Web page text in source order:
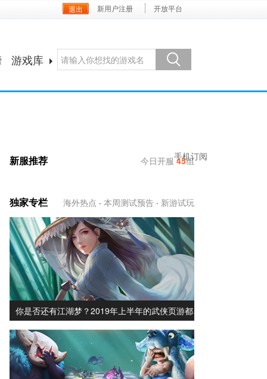
新用户注册 开放平台
游戏库
手机订阅
新服推荐 今日开服45组
独家专栏 海外热点 · 本周测试预告 · 新游试玩
你是否还有江湖梦？2019年上半年的武侠页游都…